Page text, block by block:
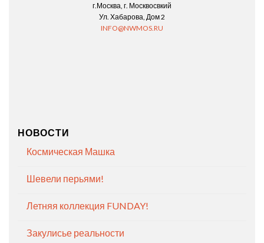
г.Москва, г. Москвосвкий
Ул. Хабарова, Дом 2
INFO@NWMOS.RU
НОВОСТИ
Космическая Машка
Шевели перьями!
Летняя коллекция FUNDAY!
Закулисье реальности